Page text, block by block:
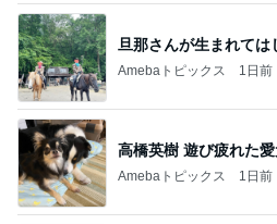
旦那さんが生まれては
Amebaトピックス 1日前
高橋英樹 遊び疲れた
Amebaトピックス 1日前